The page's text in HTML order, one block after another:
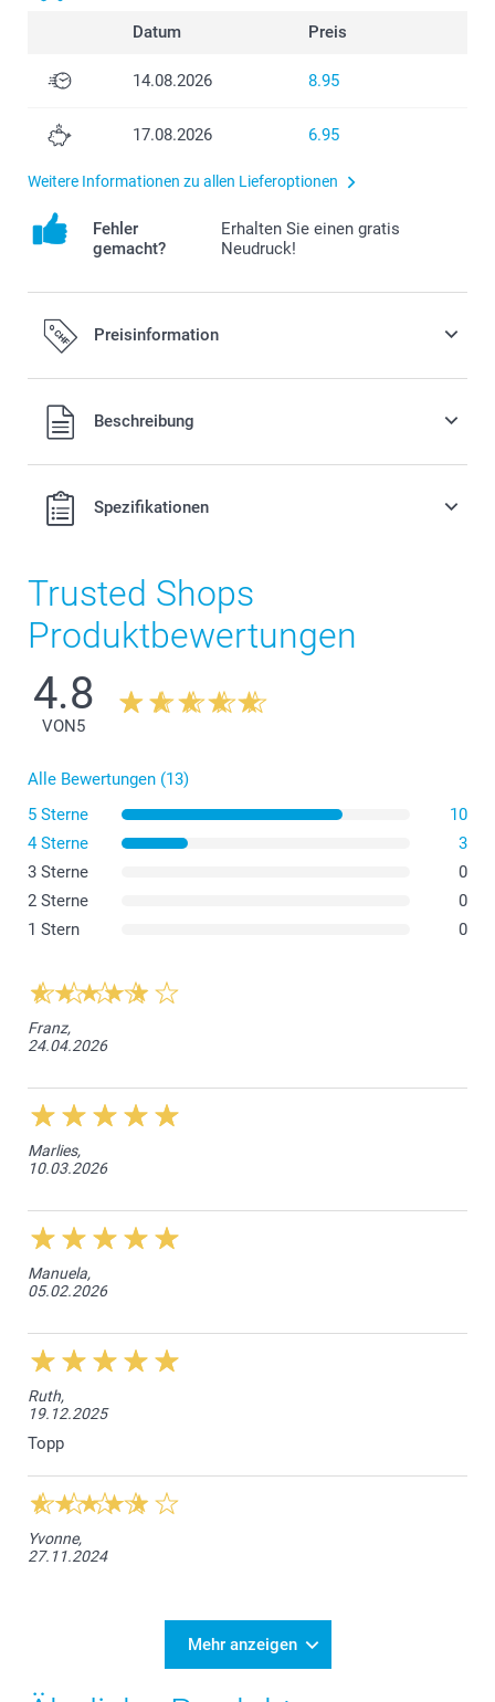
Datum Preis
14.08.2026 8.95
17.08.2026 6.95
Weitere Informationen zu allen Lieferoptionen
Fehler
gemacht?
Erhalten Sie einen gratis
Neudruck!
Preisinformation
Alle Preise verstehen sich in Schweizer Franken (CHF) inkl.
MwSt. und zzgl. Versandkosten.
Beschreibung
Spezifikationen
hier
Trusted Shops
Produktbewertungen
4.8
VON5
Alle Bewertungen (13)
5 Sterne
10
4 Sterne
3
3 Sterne
0
2 Sterne
0
1 Stern
0
Franz,
24.04.2026
Marlies,
10.03.2026
Manuela,
05.02.2026
Ruth,
19.12.2025
Topp
Yvonne,
27.11.2024
Mehr anzeigen